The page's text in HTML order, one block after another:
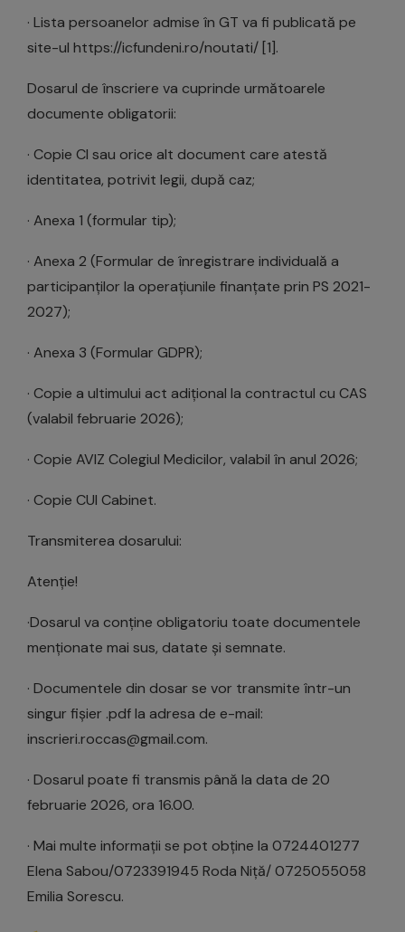
· Lista persoanelor admise în GT va fi publicată pe
site-ul https://icfundeni.ro/noutati/ [1].
Dosarul de înscriere va cuprinde următoarele
documente obligatorii:
· Copie CI sau orice alt document care atestă
identitatea, potrivit legii, după caz;
· Anexa 1 (formular tip);
· Anexa 2 (Formular de înregistrare individuală a
participanților la operațiunile finanțate prin PS 2021-
2027);
· Anexa 3 (Formular GDPR);
· Copie a ultimului act adițional la contractul cu CAS
(valabil februarie 2026);
· Copie AVIZ Colegiul Medicilor, valabil în anul 2026;
· Copie CUI Cabinet.
Transmiterea dosarului:
Atenție!
·Dosarul va conține obligatoriu toate documentele
menționate mai sus, datate și semnate.
· Documentele din dosar se vor transmite într-un
singur fișier .pdf la adresa de e-mail:
inscrieri.roccas@gmail.com.
· Dosarul poate fi transmis până la data de 20
februarie 2026, ora 16.00.
· Mai multe informații se pot obține la 0724401277
Elena Sabou/0723391945 Roda Niță/ 0725055058
Emilia Sorescu.